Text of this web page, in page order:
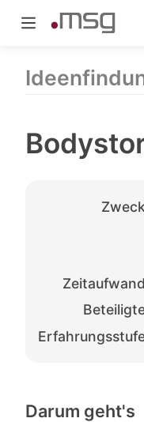
Zweck
Zeitaufwand
Darum geht's